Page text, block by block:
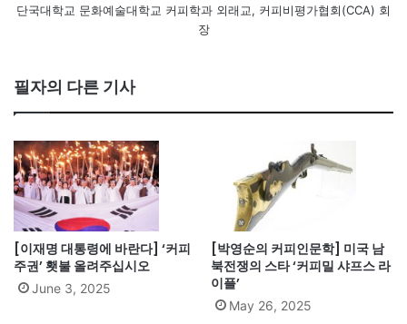
단국대학교 문화예술대학교 커피학과 외래교, 커피비평가협회(CCA) 회
장
필자의 다른 기사
[이재명 대통령에 바란다] ‘커피
주권’ 횃불 올려주십시오
June 3, 2025
[박영순의 커피인문학] 미국 남
북전쟁의 스타 ‘커피밀 샤프스 라
이플’
May 26, 2025